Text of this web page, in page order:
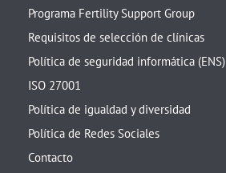
Programa Fertility Support Group
Requisitos de selección de clínicas
Política de seguridad informática (ENS)
ISO 27001
Política de igualdad y diversidad
Política de Redes Sociales
Contacto